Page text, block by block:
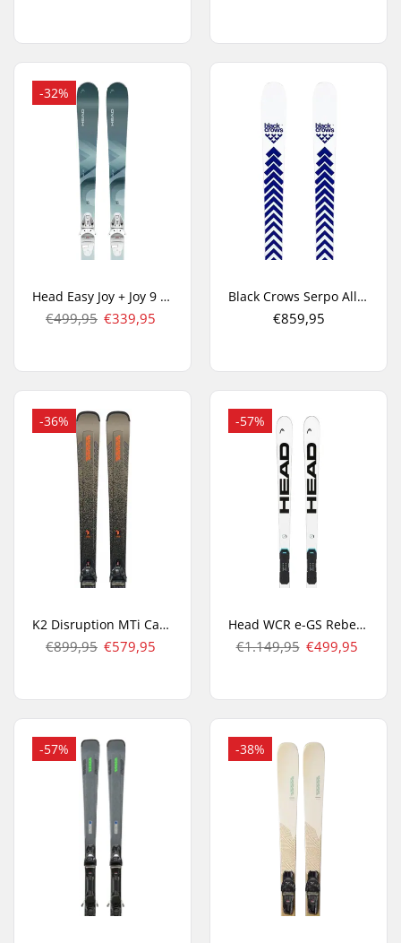
-32%
Head Easy Joy + Joy 9 GW Carve Ski's
€499,95 €339,95
Black Crows Serpo All Mountain Ski's
€859,95
-36%
K2 Disruption MTi Carve Ski's + Xcell 12 TCx Bindingen
€899,95 €579,95
-57%
Head WCR e-GS Rebels SW Race Ski's
€1.149,95 €499,95
-57% -38%